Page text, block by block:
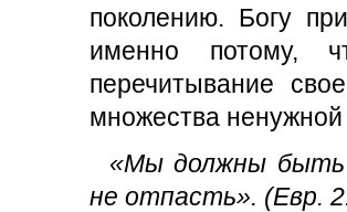
поколению. Богу
именно потому,
перечитывание
множества
«Мы должны быть
не отпасть». (Евр.